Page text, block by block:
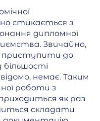
стикається з
дипломної
Звичайно,
приступити до
більшості
немає. Таким
роботи з
як раз
складати